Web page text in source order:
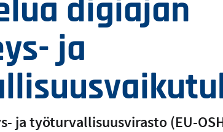
digiajan
ja
ja työturvallisuusvirasto (EU-